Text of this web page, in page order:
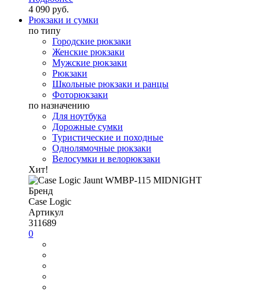
4 090 руб.
Рюкзаки и сумки
по типу
Городские рюкзаки
Женские рюкзаки
Мужские рюкзаки
Рюкзаки
Школьные рюкзаки и ранцы
Фоторюкзаки
по назначению
Для ноутбука
Дорожные сумки
Туристические и походные
Однолямочные рюкзаки
Велосумки и велорюкзаки
Хит!
Бренд
Case Logic
Артикул
311689
0